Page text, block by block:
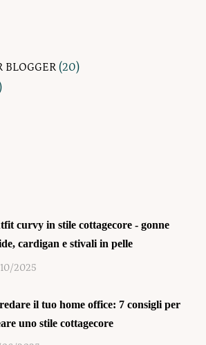
BLOGGER (20)
curvy in stile cottagecore - gonne
cardigan e stivali in pelle
2025
il tuo home office: 7 consigli per
uno stile cottagecore